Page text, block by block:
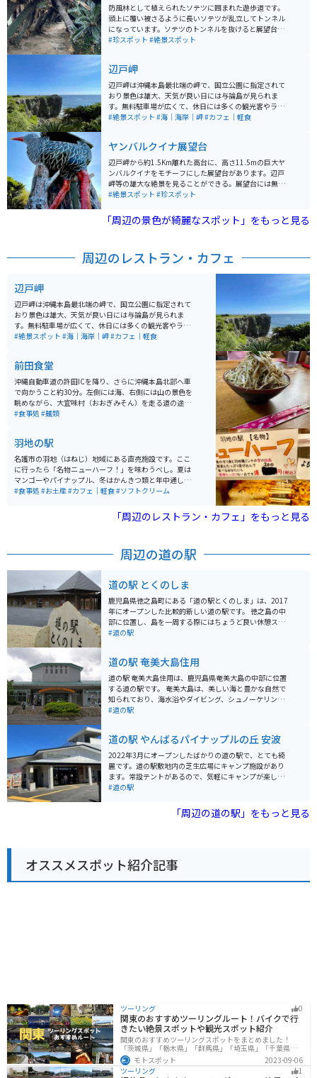
防風林として植えられたソテツに囲まれた遊歩道です。
頭上に覆い被さるように長いソテツが乱立してトンネル
になっています。ソテツのトンネルを抜けると展望台が
あり、トンバラ岩などの海の景色が堪能できます。近隣
#珍スポット #絶景スポット
辺戸岬
辺戸岬は沖縄本島最北端の岬で、国立公園に指定されて
おり景色は雄大、天気が良い日には与論島が見られま
す。無料駐車場が広くて、休日には多くの観光客やライ
ダーが訪れています。 遊歩道は整備されて歩きやすく、
どが設置されています。「沖縄最北端到達証明」は観光
案内所で有料ですが、氏名入りで発行してくれます。 こ
こに来たら「ヤンバルクイナ展望台」や「大石林山」も
行ってみたい。
#絶景スポット #海｜海岸｜岬#カフェ｜軽食
ヤンバルクイナ展望台
辺戸岬から約1.5Km離れた高台に、高さ11.5mの巨大ヤ
ンバルクイナをモチーフにした展望台があります。辺戸
岬等の雄大な絶景を見ることができる。展望台には無料
駐車場があり、階段を上るとヤンバルクイナ展望台の入
に展望窓があり、天気が良ければ与論島を見ることがで
きる。駐車場までの道は登坂で狭い、車やバイクの運転
#絶景スポット #珍スポット
「周辺の景色が綺麗なスポット」をもっと見る
周辺のレストラン・カフェ
辺戸岬
辺戸岬は沖縄本島最北端の岬で、国立公園に指定されて
おり景色は雄大、天気が良い日には与論島が見られま
す。無料駐車場が広くて、休日には多くの観光客やライ
ダーが訪れています。 遊歩道は整備されて歩きやすく、
どが設置されています。「沖縄最北端到達証明」は観光
案内所で有料ですが、氏名入りで発行してくれます。 こ
こに来たら「ヤンバルクイナ展望台」や「大石林山」も
行ってみたい。
#絶景スポット #海｜海岸｜岬#カフェ｜軽食
前田食堂
沖縄自動車道の許田ICを降り、さらに沖縄本島北部へ車
で向かうこと約30分。左側には海、右側には山の景色を
眺めながら、大宜味村（おおぎみそん）を走る道の途中
で「前田食堂（まえだしょくどう）」を見つけることが
の胃袋をがっしり掴んでいるのが、名物の「牛肉そば」
です。
#食事処 #麺類
羽地の駅
名護市の羽地（はねじ）地域にある直売施設です。ここ
に行ったら「名物ニューハーフ！」を味わうべし。夏は
マンゴーやパイナップル、冬はかんきつ類と年中通して
おいしい南国果物が味わえます。市場に出回らない珍し
ご」とその親鶏「羽地鶏」を使った食事やお惣菜も楽し
#食事処 #お土産#カフェ｜軽食#ソフトクリーム
「周辺のレストラン・カフェ」をもっと見る
周辺の道の駅
道の駅 とくのしま
鹿児島県徳之島町にある「道の駅とくのしま」は、2017
年にオープンした比較的新しい道の駅です。 徳之島の中
部に位置し、島を一周する際にはちょうど良い休憩スポ
ットとなります。 施設内には、地元の特産品を販売する
ろん、黒糖を使ったお菓子や焼酎、 その他にも、島の農
産物や海産物を使った加工品などが販売されており、お
土産選びにも最適です。 軽食コーナーでは、郷土料理で
ある「とくのしま豚味噌」を使った丼物や、 黒糖を使っ
たスイーツなどを楽しむことができます。 道の駅とくの
れています。 また、道の駅のすぐ近くにはガソリンスタ
ンドもあり、給油にも便利です。 徳之島は、自然豊かな
島であり、海岸線沿いを走るシーサイドロードは、 エメ
ラルドグリーンの海を眺めながらの爽快なツーリングを
楽しむことができます。 徳之島の名産品としては、黒糖
の他に、「闘牛」が有名です。 闘牛は、徳之島の伝統文
全国から闘牛ファンが集まります。 道の駅とくのしまか
な景色を一望できます。 岬の先端には灯台があり、周辺
#道の駅
道の駅 奄美大島住用
道の駅 奄美大島住用は、鹿児島県奄美大島の中部に位置
する道の駅です。 奄美大島は、美しい海と豊かな自然で
知られており、海水浴やダイビング、シュノーケリング
などのマリンスポーツを楽しむ観光客が多く訪れます。
産品を販売するショップや、奄美大島の郷土料理を提供
するレストランがあります。 また、奄美大島の歴史や文
化を紹介する展示コーナーもあり、観光客にとって見ど
ころ満載です。 バイクで訪れる場合、道の駅 奄美大島住
用は、奄美大島を一周するツーリングの休憩スポットと
おり、一年を通してバイクに乗ることができます。 ただ
購入することができます。
#道の駅
道の駅 やんばるパイナップルの丘 安波
2022年3月にオープンしたばかりの道の駅で、とても綺
麗です。道の駅敷地内の芝生広場にキャンプ施設があり
ます。常設テントがあるので、気軽にキャンプが楽しめ
ます。屋上の有料スペースにブランコがあったりと全体
#道の駅
「周辺の道の駅」をもっと見る
オススメスポット紹介記事
ツーリング 0
関東のおすすめツーリングルート！バイクで行
きたい絶景スポットや観光スポット紹介
関東のおすすめツーリングスポットをまとめました！
「茨城県」「栃木県」「群馬県」「埼玉県」「千葉県」
「東京都」「神奈川県」の各県の観光地紹介します。自
然豊かな山々や湖、温泉地が点在し、四季折々の景色を
楽しめるスポットが多数あります。バイクで関東にツー
モトスポット
2023-09-06
ツーリング
1